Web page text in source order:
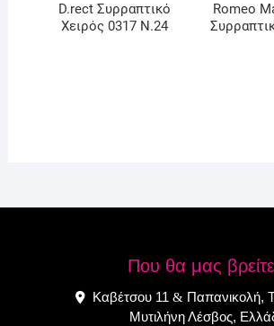
D.rect Συρραπτικό
Χειρός 0317 Ν.24
Romeo
Που θα μας βρείτε
Καβέτσου 11 &Παπανικολή,
Μυτιλήνη Λέσβος,